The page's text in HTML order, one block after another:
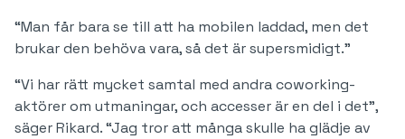
“Man får bara se till att ha mobilen laddad, men det
brukar den behöva vara, så det är supersmidigt.”
“Vi har rätt mycket samtal med andra coworking-
aktörer om utmaningar, och accesser är en del i det”,
säger Rikard. “Jag tror att många skulle ha glädje av